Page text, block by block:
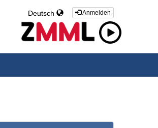
Anmelden
Deutsch